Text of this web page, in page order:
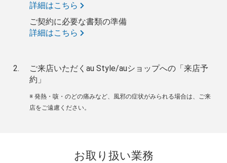
詳細はこちら
ご契約に必要な書類の準備
詳細はこちら
ご来店いただくau Style/auショップへの「来店予
約」
※ 発熱・咳・のどの痛みなど、風邪の症状がみられる場合は、ご来
店をご遠慮ください。
お取り扱い業務